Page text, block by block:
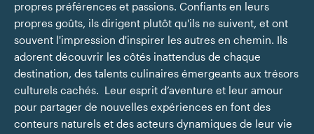
propres préférences et passions. Confiants en leurs
propres goûts, ils dirigent plutôt qu'ils ne suivent, et ont
souvent l'impression d'inspirer les autres en chemin. Ils
adorent découvrir les côtés inattendus de chaque
destination, des talents culinaires émergeants aux trésors
culturels cachés. Leur esprit d’aventure et leur amour
pour partager de nouvelles expériences en font des
conteurs naturels et des acteurs dynamiques de leur vie